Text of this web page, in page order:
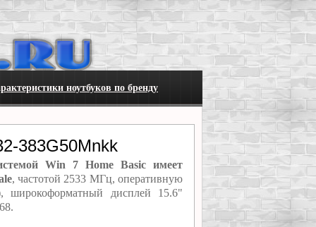
ноутбуков по бренду
383G50Mnkk
Win 7 Home Basic имеет
, частотой 2533 МГц, оперативную
дисплей 15.6"